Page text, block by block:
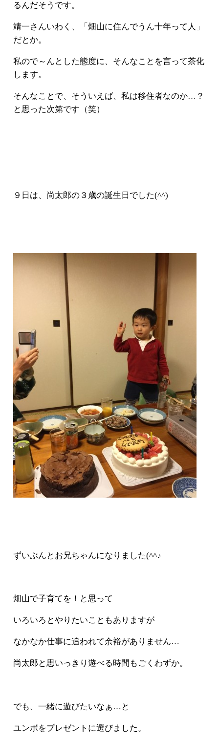
るんだそうです。
靖一さんいわく、「畑山に住んでうん十年って人」
だとか。
私ので～んとした態度に、そんなことを言って茶化
します。
そんなことで、そういえば、私は移住者なのか…？
と思った次第です（笑）
９日は、尚太郎の３歳の誕生日でした(^^)
ずいぶんとお兄ちゃんになりました(^^♪
畑山で子育てを！と思って
いろいろとやりたいこともありますが
なかなか仕事に追われて余裕がありません…
尚太郎と思いっきり遊べる時間もごくわずか。
でも、一緒に遊びたいなぁ…と
ユンボをプレゼントに選びました。